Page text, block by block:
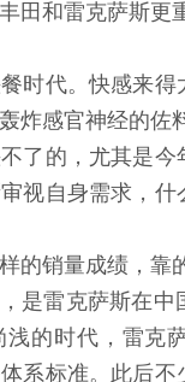
田和雷克萨斯更
时代。快感来
炸感官神经的佐
了的，尤其是
视自身需求，
的销量成绩，靠
是雷克萨斯在
的时代，雷克
系标准。此后